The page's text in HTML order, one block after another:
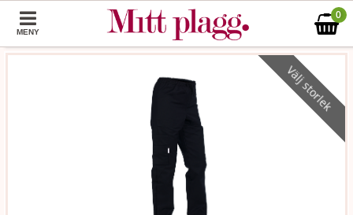
MENY
0
Välj storlek